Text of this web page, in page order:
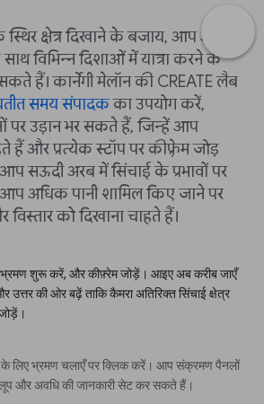
क्षेत्र दिखाने के बजाय, आप अपने
विभिन्न दिशाओं में यात्रा करने के
हैं। कार्नेगी मेलॉन की CREATE लैब
समय संपादकका उपयोग करें,
पर उड़ान भर सकते हैं, जिन्हें आप
हैं और प्रत्येक स्टॉप पर कीफ़्रेम जोड़
सऊदी अरब में सिंचाई के प्रभावों पर
अधिक पानी शामिल किए जाने पर
को दिखाना चाहते हैं।
भ्रमण शुरू करें, और कीफ़्रेम जोड़ें। आइए अब करीब जाएँ
की ओर बढ़ें ताकि कैमरा अतिरिक्त सिंचाई क्षेत्र
के लिए भ्रमण चलाएँ पर क्लिक करें। आप संक्रमण पैनलों
और अवधि की जानकारी सेट कर सकते हैं।